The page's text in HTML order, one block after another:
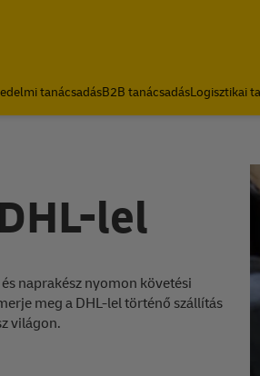
tanácsadásB2B tanácsadásLogisztikai
lel
naprakész nyomon követési
meg a DHL-lel történő szállítás
világon.